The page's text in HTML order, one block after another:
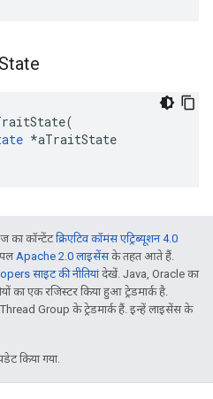
State
*aTraitState
का कॉन्टेंटक्रिएटिव कॉमंस एट्रिब्यूशन 4.0
Apache 2.0 लाइसेंसके तहत आते हैं.
साइट की नीतियांदेखें. Java, Oracle का
का एक रजिस्टर किया हुआ ट्रेडमार्क है.
Group के ट्रेडमार्क हैं. इन्हें लाइसेंस के
किया गया.